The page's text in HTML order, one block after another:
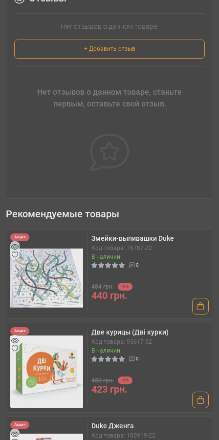
Нет отзывов о данном товаре.
+ Добавить отзыв
Нет отзывов о данном товаре, станьте
первым, оставьте свой отзыв.
Рекомендуемые товары
Акция Змейки-выпивашки Duke
Код товара: 76787-22
В наличии
0
484 грн. -9%
440 грн.
Акция Две курицы (Дві курки)
Код товара: 95617-52
В наличии
0
450 грн. -6%
423 грн.
Акция Duke Дженга
Код товара: 100919-22